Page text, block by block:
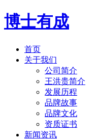
博士有成
首页
关于我们
公司简介
王洪贵简介
发展历程
品牌故事
品牌文化
资质证书
新闻资讯